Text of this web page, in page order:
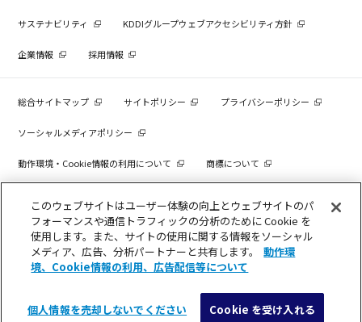
メニュー 検索 導入検討・見積相談
サステナビリティ KDDIグループウェブアクセシビリティ方針
企業情報 採用情報
総合サイトマップ サイトポリシー プライバシーポリシー
ソーシャルメディアポリシー
動作環境・Cookie情報の利用について 商標について
COPYRIGHT © KDDI CORPORATION, ALL RIGHTS RESERVED.
このウェブサイトはユーザー体験の向上とウェブサイトのパ
フォーマンスや通信トラフィックの分析のために Cookie を
使用します。また、サイトの使用に関する情報をソーシャル
メディア、広告、分析パートナーと共有します。
動作環
境、Cookie情報の利用、広告配信等について
個人情報を売却しないでください Cookie を受け入れる